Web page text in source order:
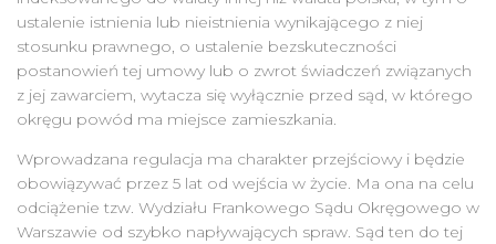
ustalenie istnienia lub nieistnienia wynikającego z niej
stosunku prawnego, o ustalenie bezskuteczności
postanowień tej umowy lub o zwrot świadczeń związanych
z jej zawarciem, wytacza się wyłącznie przed sąd, w którego
okręgu powód ma miejsce zamieszkania.
Wprowadzana regulacja ma charakter przejściowy i będzie
obowiązywać przez 5 lat od wejścia w życie. Ma ona na celu
odciążenie tzw. Wydziału Frankowego Sądu Okręgowego w
Warszawie od szybko napływających spraw. Sąd ten do tej